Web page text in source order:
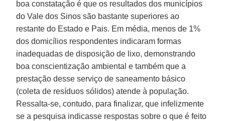
boa constatação é que os resultados dos municípios
do Vale dos Sinos são bastante superiores ao
restante do Estado e Pais. Em média, menos de 1%
dos domicílios respondentes indicaram formas
inadequadas de disposição de lixo, demonstrando
boa conscientização ambiental e também que a
prestação desse serviço de saneamento básico
(coleta de resíduos sólidos) atende à população.
Ressalta-se, contudo, para finalizar, que infelizmente
se a pesquisa indicasse respostas sobre o que é feito